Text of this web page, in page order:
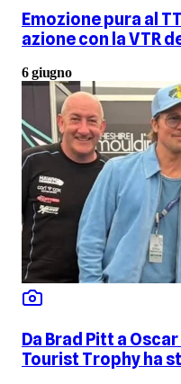
Emozione pura al
azione con la VTR
6 giugno
Da Brad Pitt a
Tourist Trophy ha